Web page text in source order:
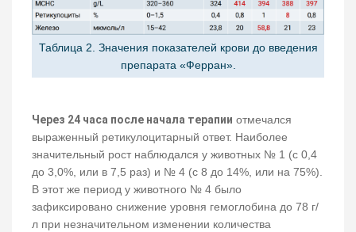
Таблица 2. Значения показателей крови до введения
препарата «Ферран».
Через 24 часа после начала терапии отмечался
выраженный ретикулоцитарный ответ. Наиболее
значительный рост наблюдался у животных № 1 (с 0,4
до 3,0%, или в 7,5 раз) и № 4 (с 8 до 14%, или на 75%).
В этот же период у животного № 4 было
зафиксировано снижение уровня гемоглобина до 78 г/
л при незначительном изменении количества